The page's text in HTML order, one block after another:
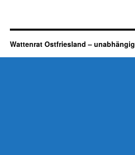
Wattenrat Ostfriesland –